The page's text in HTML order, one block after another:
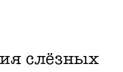
слёзных